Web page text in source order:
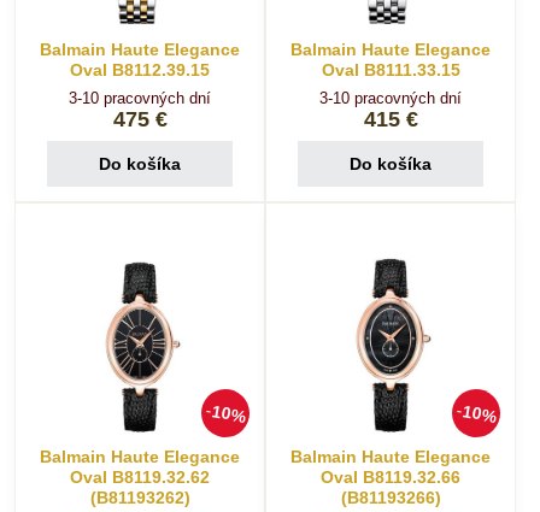
Balmain Haute Elegance
Oval B8112.39.15
3-10 pracovných dní
475 €
Do košíka
Balmain Haute Elegance
Oval B8111.33.15
3-10 pracovných dní
415 €
Do košíka
10%
Balmain Haute Elegance
Oval B8119.32.62
(B81193262)
10%
Balmain Haute Elegance
Oval B8119.32.66
(B81193266)